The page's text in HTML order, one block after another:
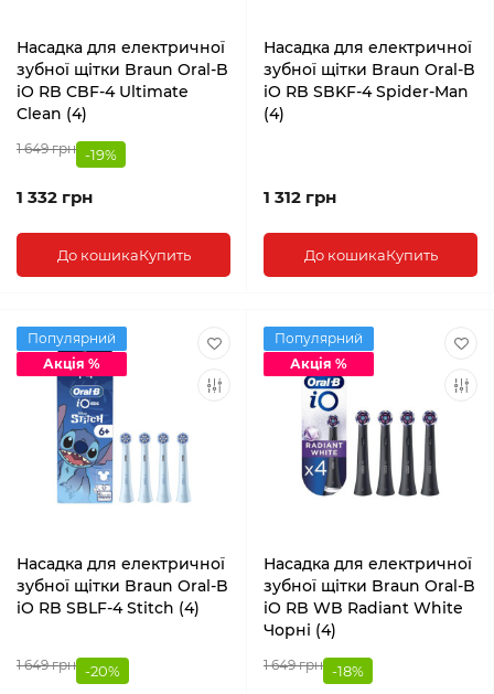
Насадка для електричної
зубної щітки Braun Oral-B
iO RB CBF-4 Ultimate
Clean (4)
1 649 грн -19%
1 332 грн
До кошикаКупить
Насадка для електричної
зубної щітки Braun Oral-B
iO RB SBKF-4 Spider-Man
(4)
1 312 грн
До кошикаКупить
Популярний
Акція %
Насадка для електричної
зубної щітки Braun Oral-B
iO RB SBLF-4 Stitch (4)
1 649 грн -20%
Популярний
Акція %
Насадка для електричної
зубної щітки Braun Oral-B
iO RB WB Radiant White
Чорні (4)
1 649 грн -18%